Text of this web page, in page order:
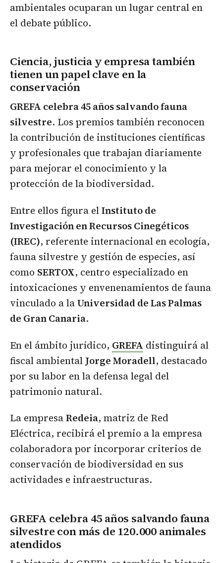
ambientales ocuparan un lugar central en
el debate público.
Ciencia, justicia y empresa también
tienen un papel clave en la
conservación
GREFA celebra 45 años salvando fauna
silvestre. Los premios también reconocen
la contribución de instituciones científicas
y profesionales que trabajan diariamente
para mejorar el conocimiento y la
protección de la biodiversidad.
Entre ellos figura elInstituto de
Investigación en Recursos Cinegéticos
(IREC), referente internacional en ecología,
fauna silvestre y gestión de especies, así
como SERTOX, centro especializado en
intoxicaciones y envenenamientos de fauna
vinculado a laUniversidad de Las Palmas
de Gran Canaria.
En el ámbito jurídico, GREFA distinguirá al
fiscal ambiental Jorge Moradell, destacado
por su labor en la defensa legal del
patrimonio natural.
La empresaRedeia, matriz de Red
Eléctrica, recibirá el premio a la empresa
colaboradora por incorporar criterios de
conservación de biodiversidad en sus
actividades e infraestructuras.
GREFA celebra 45 años salvando fauna
silvestre con más de 120.000 animales
atendidos